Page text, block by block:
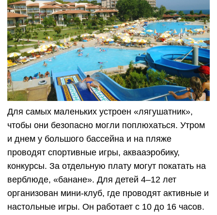
Для самых маленьких устроен «лягушатник»,
чтобы они безопасно могли поплюхаться. Утром
и днем у большого бассейна и на пляже
проводят спортивные игры, аквааэробику,
конкурсы. За отдельную плату могут покатать на
верблюде, «банане». Для детей 4–12 лет
организован мини-клуб, где проводят активные и
настольные игры. Он работает с 10 до 16 часов.